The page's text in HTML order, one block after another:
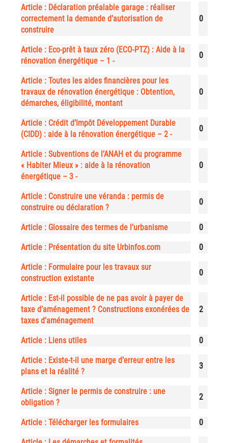
Article : Déclaration préalable garage : réaliser
correctement la demande d’autorisation de
construire
0
Article : Eco-prêt à taux zéro (ECO-PTZ) : Aide à la
rénovation énergétique – 1 -
0
Article : Toutes les aides financières pour les
travaux de rénovation énergétique : Obtention,
démarches, éligibilité, montant
0
Article : Crédit d’Impôt Développement Durable
(CIDD) : aide à la rénovation énergétique – 2 -
0
Article : Subventions de l’ANAH et du programme
« Habiter Mieux » : aide à la rénovation
énergétique – 3 -
0
Article : Construire une véranda : permis de
construire ou déclaration ?
0
Article : Glossaire des termes de l’urbanisme 0
Article : Présentation du site Urbinfos.com 0
Article : Formulaire pour les travaux sur
construction existante
0
Article : Est-il possible de ne pas avoir à payer de
taxe d’aménagement ? Constructions exonérées de
taxes d’aménagement
2
Article : Liens utiles 0
Article : Existe-t-il une marge d’erreur entre les
plans et la réalité ?
3
Article : Signer le permis de construire : une
obligation ?
2
Article : Télécharger les formulaires 0